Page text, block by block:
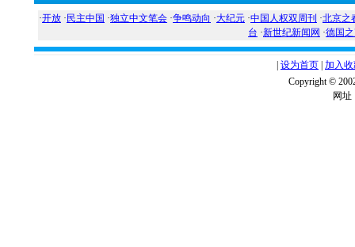
·开放 · 民主中国 ·独立中文笔会 ·争鸣动向 ·大纪元 ·中国人权双周刊 ·北京之
台 ·新世纪新闻网 ·德国
设为首页 加入
Copyright ©
网址